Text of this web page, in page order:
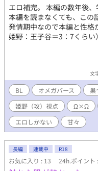
エロ補完。 本編の数年後
本編を読まなくても、こ
発情期中なので本編と性格
姫野：王子谷＝3：7くらい
文
BL オメガバース
巣
姫野（攻）視点
Ω×Ω
エロしかない
甘々
長編 連載中 R18
お気に入り : 13 24h.ポイント